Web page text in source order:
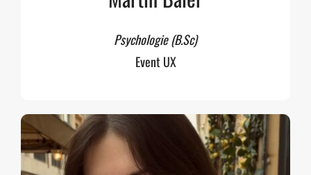
Psychologie (B.Sc)
Event UX